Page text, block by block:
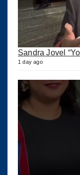
Sandra Jovel
1 day ago